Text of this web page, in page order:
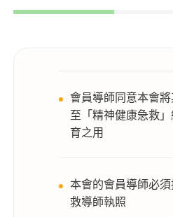
會員導師同意本會
至「精神健康急救
育之用
本會的會員導師必
救導師執照